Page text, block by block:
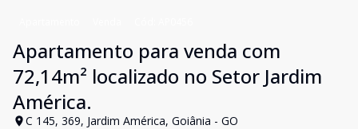
Apartamento para venda com
72,14m² localizado no Setor Jardim
América.
C 145, 369, Jardim América, Goiânia - GO